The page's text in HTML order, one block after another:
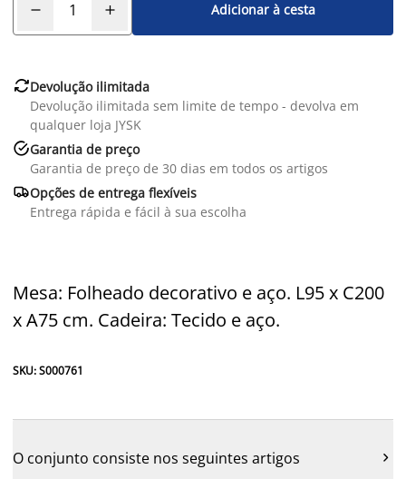
Adicionar à cesta
Devolução ilimitada
Devolução ilimitada sem limite de tempo - devolva em
qualquer loja JYSK
Garantia de preço
Garantia de preço de 30 dias em todos os artigos
Opções de entrega flexíveis
Entrega rápida e fácil à sua escolha
Mesa: Folheado decorativo e aço. L95 x C200
x A75 cm. Cadeira: Tecido e aço.
SKU: S000761
O conjunto consiste nos seguintes artigos 